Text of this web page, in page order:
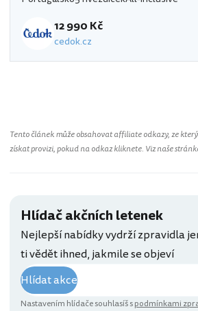
12 990 Kč
cedok.cz
Tento článek může obsahovat affiliate odkazy, ze
získat provizi, pokud na odkaz kliknete. Viz naše
Hlídač akčních letenek
Nejlepší nabídky vydrží zpravidla
ti vědět ihned, jakmile se objeví
Hlídat akce
Nastavením hlídače souhlasíš spodmínkami